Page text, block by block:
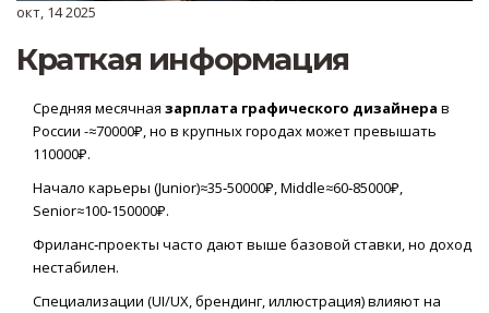
окт, 14 2025
Краткая информация
Средняя месячная зарплата графического дизайнера в
России -≈70000₽, но в крупных городах может превышать
110000₽.
Начало карьеры (Junior)≈35‑50000₽, Middle≈60‑85000₽,
Senior≈100‑150000₽.
Фриланс‑проекты часто дают выше базовой ставки, но доход
нестабилен.
Специализации (UI/UX, брендинг, иллюстрация) влияют на